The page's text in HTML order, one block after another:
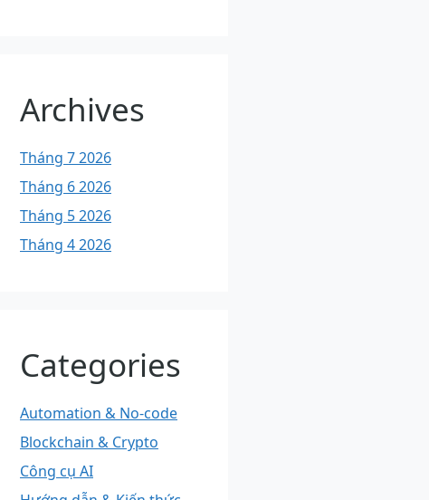
Archives
Tháng 7 2026
Tháng 6 2026
Tháng 5 2026
Tháng 4 2026
Categories
Automation & No-code
Blockchain & Crypto
Công cụ AI